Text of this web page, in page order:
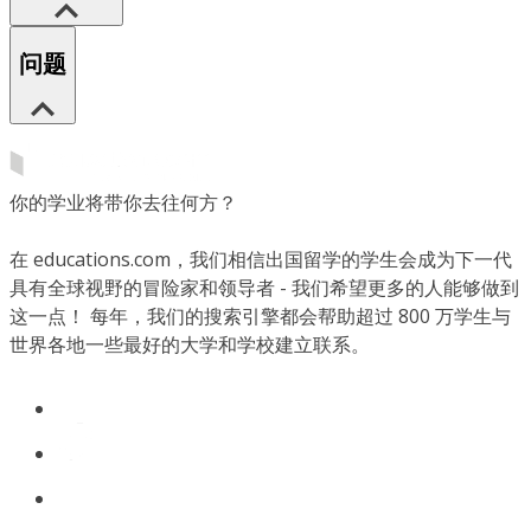
问题
你的学业将带你去往何方？
在 educations.com，我们相信出国留学的学生会成为下一代
具有全球视野的冒险家和领导者 - 我们希望更多的人能够做到
这一点！ 每年，我们的搜索引擎都会帮助超过 800 万学生与
世界各地一些最好的大学和学校建立联系。